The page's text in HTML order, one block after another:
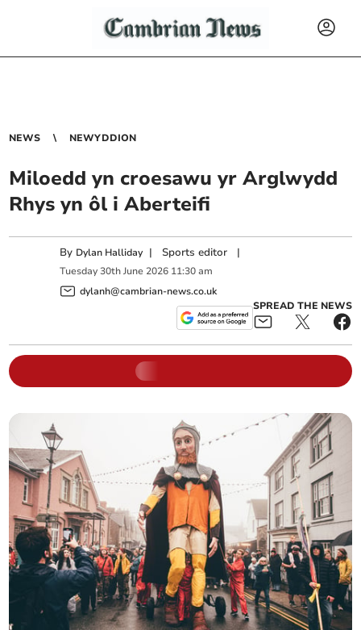
NEWS NEWYDDION
Miloedd yn croesawu yr Arglwydd
Rhys yn ôl i Aberteifi
By Dylan Halliday | Sports editor |
Tuesday 30th June 2026 11:30 am
dylanh@cambrian-news.co.uk
SPREAD THE NEWS